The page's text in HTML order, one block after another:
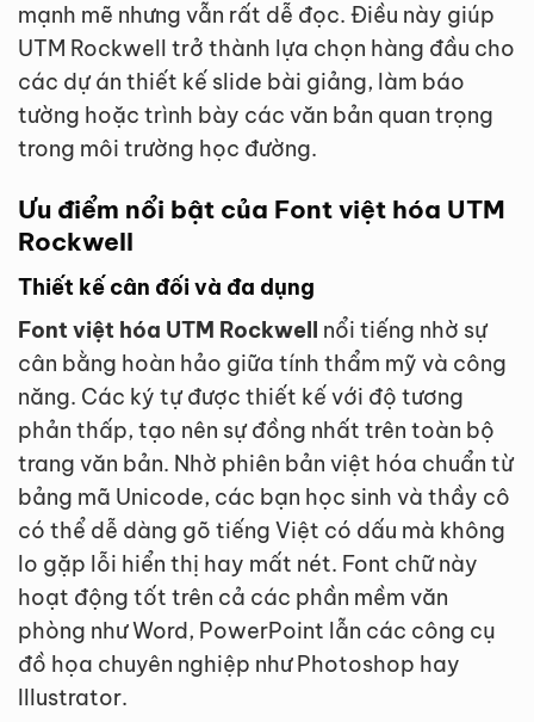
mạnh mẽ nhưng vẫn rất dễ đọc. Điều này giúp
UTM Rockwell trở thành lựa chọn hàng đầu cho
các dự án thiết kế slide bài giảng, làm báo
tường hoặc trình bày các văn bản quan trọng
trong môi trường học đường.
Ưu điểm nổi bật của Font việt hóa UTM
Rockwell
Thiết kế cân đối và đa dụng
Font việt hóa UTM Rockwell nổi tiếng nhờ sự
cân bằng hoàn hảo giữa tính thẩm mỹ và công
năng. Các ký tự được thiết kế với độ tương
phản thấp, tạo nên sự đồng nhất trên toàn bộ
trang văn bản. Nhờ phiên bản việt hóa chuẩn từ
bảng mã Unicode, các bạn học sinh và thầy cô
có thể dễ dàng gõ tiếng Việt có dấu mà không
lo gặp lỗi hiển thị hay mất nét. Font chữ này
hoạt động tốt trên cả các phần mềm văn
phòng như Word, PowerPoint lẫn các công cụ
đồ họa chuyên nghiệp như Photoshop hay
Illustrator.